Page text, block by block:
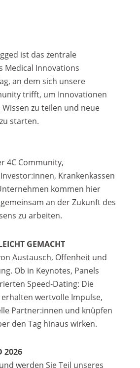
ist das zentrale
Medical Innovations
an dem sich unsere
trifft, um Innovationen
zu teilen und neue
starten.
4C Community,
Krankenkassen
kommen hier
an der Zukunft des
zu arbeiten.
GEMACHT
Austausch, Offenheit und
Ob in Keynotes, Panels
Speed‑Dating: Die
wertvolle Impulse,
Partner:innen und knüpfen
den Tag hinaus wirken.
2026
werden Sie Teil unseres